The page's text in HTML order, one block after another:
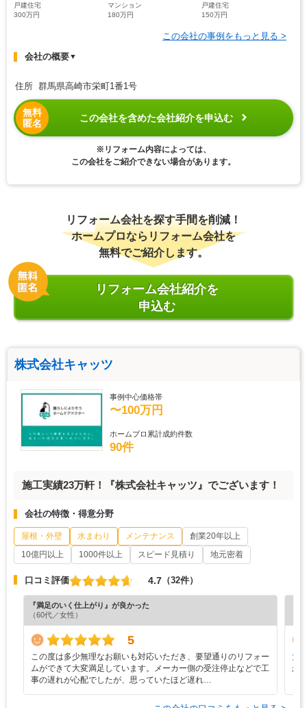
戸建住宅
300万円
マンション
180万円
戸建住宅
150万円
この会社の事例をもっと見る >
会社の概要▼
住所 群馬県高崎市栄町1番1号
無料
匿名
この会社を含めた会社紹介を申込む
※リフォーム内容によっては、
この会社をご紹介できない場合があります。
リフォーム会社を探す手間を削減！
ホームプロならリフォーム会社を
無料でご紹介します。
リフォーム会社紹介を
申込む
株式会社キャッツ
事例中心価格帯
〜100万円
ホームプロ累計成約件数
90件
施工実績23万軒！『株式会社キャッツ』でございます！
会社の特徴・得意分野
屋根・外壁 水まわり メンテナンス
創業20年以上
10億円以上
1000件以上 スピード見積り 地元密着
口コミ評価 4.7 （32件）
『満足のいく仕上がり』が良かった
（60代／女性）
5
この度は多少無理なお願いも対応いただき、要望通りのリフォー
ムができて大変満足しています。メーカー側の受注停止などで工
事の遅れが心配でしたが、思っていたほど遅れ…
大
か